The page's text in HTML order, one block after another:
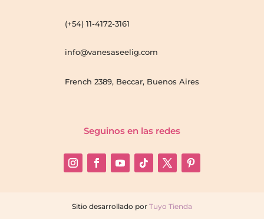
(+54) 11-4172-3161
info@vanesaseelig.com
French 2389, Beccar, Buenos Aires
Seguinos en las redes
Sitio desarrollado porTuyo Tienda